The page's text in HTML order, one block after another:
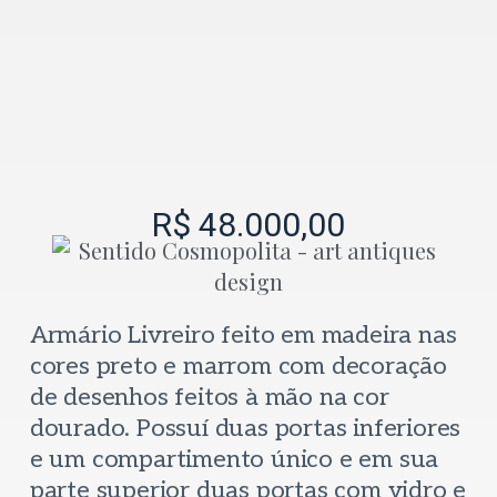
R$ 48.000,00
Armário Livreiro feito em madeira nas
cores preto e marrom com decoração
de desenhos feitos à mão na cor
dourado. Possuí duas portas inferiores
e um compartimento único e em sua
parte superior duas portas com vidro e